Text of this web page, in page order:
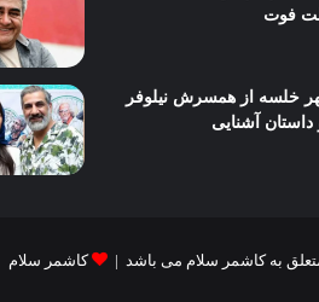
خلسه از همسرش نیلوفر
داستان آشنایی
کاشمر سلام